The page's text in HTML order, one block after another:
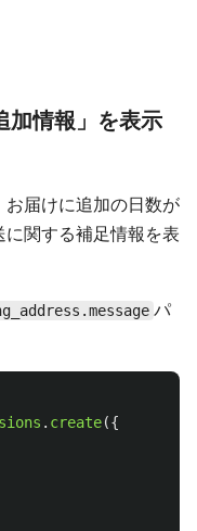
加情報」を表示
お届けに追加の日数が
関する補足情報を表
パ
. create({